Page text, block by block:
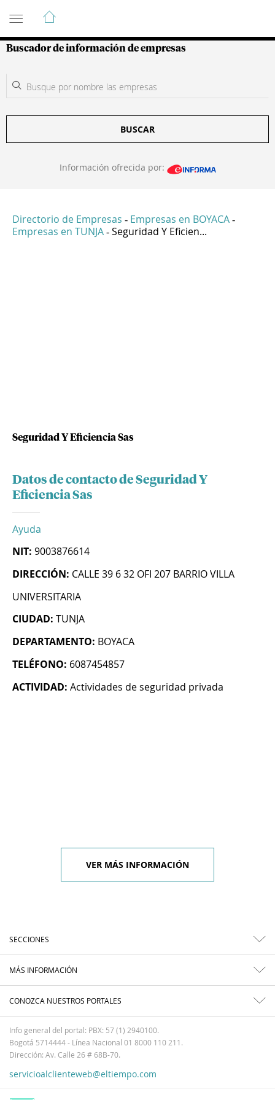
Guía de Empresas Colombianas
Buscador de información de empresas
BUSCAR
Información ofrecida por:
Directorio de Empresas - Empresas en BOYACA -
Empresas en TUNJA - Seguridad Y Eficien...
Seguridad Y Eficiencia Sas
Datos de contacto de Seguridad Y
Eficiencia Sas
Ayuda
NIT: 9003876614
DIRECCIÓN: CALLE 39 6 32 OFI 207 BARRIO VILLA
UNIVERSITARIA
CIUDAD: TUNJA
DEPARTAMENTO: BOYACA
TELÉFONO: 6087454857
ACTIVIDAD: Actividades de seguridad privada
VER MÁS INFORMACIÓN
SECCIONES
MÁS INFORMACIÓN
CONOZCA NUESTROS PORTALES
Info general del portal: PBX: 57 (1) 2940100.
Bogotá 5714444 - Línea Nacional 01 8000 110 211.
Dirección: Av. Calle 26 # 68B-70.
servicioalclienteweb@eltiempo.com